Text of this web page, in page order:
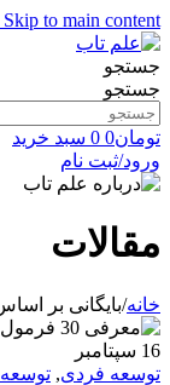
Skip to main content
جستجو
جستجو
تومان0
0 سبد خرید
ورود/ثبت نام
مقالات
خانه/بایگانی بر
16 سپتامبر
توسعه فردی,